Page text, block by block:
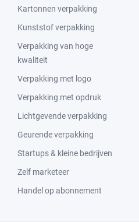
Kartonnen verpakking
Kunststof verpakking
Verpakking van hoge
kwaliteit
Verpakking met logo
Verpakking met opdruk
Lichtgevende verpakking
Geurende verpakking
Startups & kleine bedrijven
Zelf marketeer
Handel op abonnement